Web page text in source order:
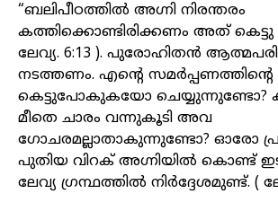
“ബലിപീഠത്തിൽ അഗ്നി നിരന്തരം
കത്തിക്കൊണ്ടിരിക്കണം അത്
ലേവ്യ. 6:13 ). പുരോഹിതൻ
നടത്തണം. എന്റെ സമർപ്പണത്തിന്റെ
കെട്ടുപോകുകയോ
മീതെ ചാരം വന്നുകൂടി അവ
ഗോചരമല്ലാതാകുന്നുണ്ടോ? ഓരോ
പുതിയ വിറക് അഗ്നിയിൽ കൊണ്ട്
ലേവ്യ ഗ്രന്ഥത്തിൽ നിർദ്ദേശമുണ്ട്. (